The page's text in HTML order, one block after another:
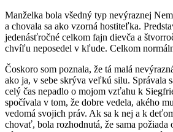
Manželka bola všedný typ nevýraznej
a chovala sa ako vzorná hostiteľka.
jedenásťročné celkom fajn dievča a
chvíľu neposedel v kľude. Celkom
Čoskoro som poznala, že tá malá
ako ja, v sebe skrýva veľkú silu. Správala
celý čas nepadlo o mojom vzťahu k
spočívala v tom, že dobre vedela, akého
vedomá svojich práv. Ak sa k nej a k
chovať, bola rozhodnutá, že sama požiada